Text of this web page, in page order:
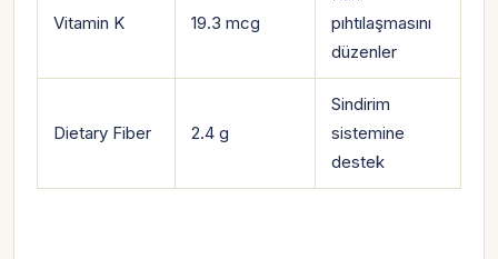
Vitamin K 19.3 mcg
pıhtılaşmasını
düzenler
Dietary Fiber 2.4 g
Sindirim
sistemine
destek